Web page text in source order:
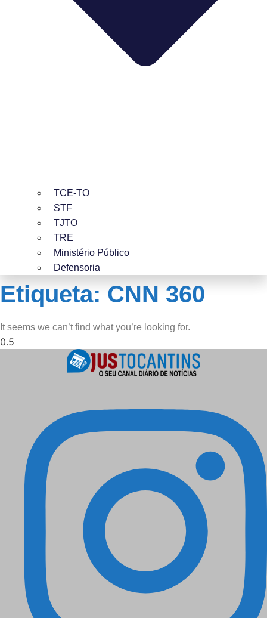
TCE-TO
STF
TJTO
TRE
Ministério Público
Defensoria
Etiqueta: CNN 360
It seems we can’t find what you’re looking for.